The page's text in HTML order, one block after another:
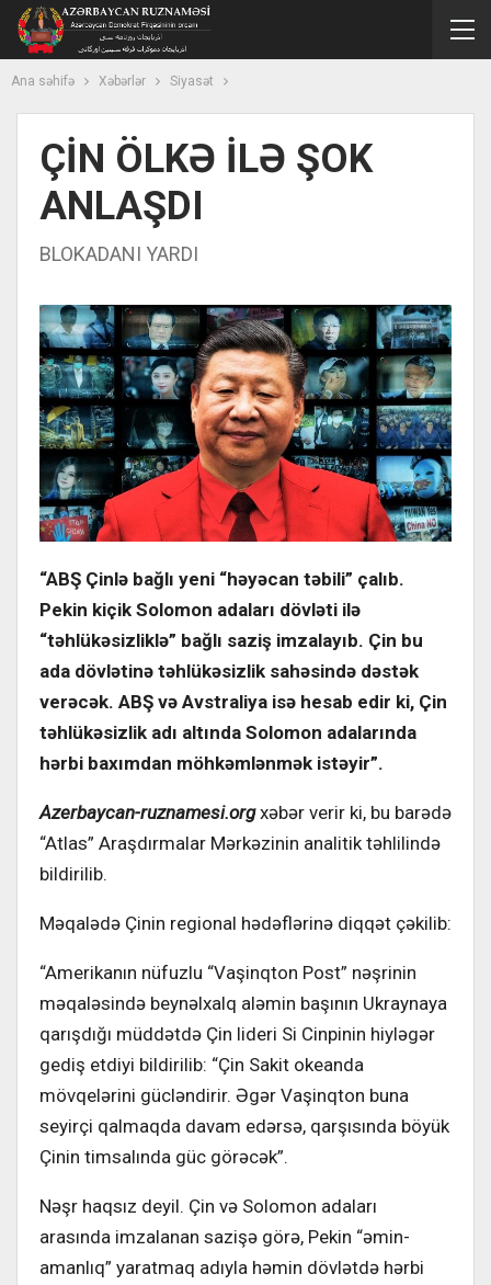
Ana səhifə Xəbərlər Siyasət
ÇİN ÖLKƏ İLƏ ŞOK
ANLAŞDI
BLOKADANI YARDI
“ABŞ Çinlə bağlı yeni “həyəcan təbili” çalıb.
Pekin kiçik Solomon adaları dövləti ilə
“təhlükəsizliklə” bağlı saziş imzalayıb. Çin bu
ada dövlətinə təhlükəsizlik sahəsində dəstək
verəcək. ABŞ və Avstraliya isə hesab edir ki, Çin
təhlükəsizlik adı altında Solomon adalarında
hərbi baxımdan möhkəmlənmək istəyir”.
Azerbaycan-ruznamesi.orgxəbər verir ki, bu barədə
“Atlas” Araşdırmalar Mərkəzinin analitik təhlilində
bildirilib.
Məqalədə Çinin regional hədəflərinə diqqət çəkilib:
“Amerikanın nüfuzlu “Vaşinqton Post” nəşrinin
məqaləsində beynəlxalq aləmin başının Ukraynaya
qarışdığı müddətdə Çin lideri Si Cinpinin hiyləgər
gediş etdiyi bildirilib: “Çin Sakit okeanda
mövqelərini gücləndirir. Əgər Vaşinqton buna
seyirçi qalmaqda davam edərsə, qarşısında böyük
Çinin timsalında güc görəcək”.
Nəşr haqsız deyil. Çin və Solomon adaları
arasında imzalanan sazişə görə, Pekin “əmin-
amanlıq” yaratmaq adıyla həmin dövlətdə hərbi